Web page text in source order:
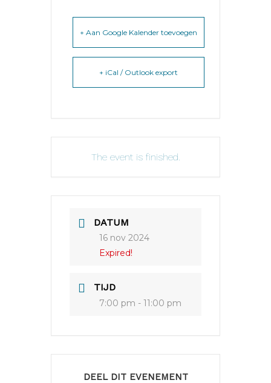
+ Aan Google Kalender toevoegen
+ iCal / Outlook export
The event is finished.
DATUM
16 nov 2024
Expired!
TIJD
7:00 pm - 11:00 pm
DEEL DIT EVENEMENT